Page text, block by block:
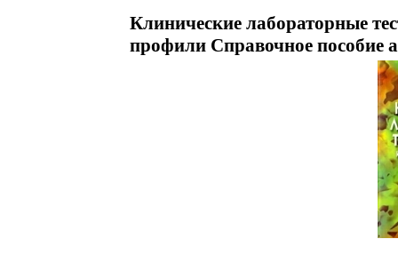
Клинические лабораторные
профили Справочное пособие